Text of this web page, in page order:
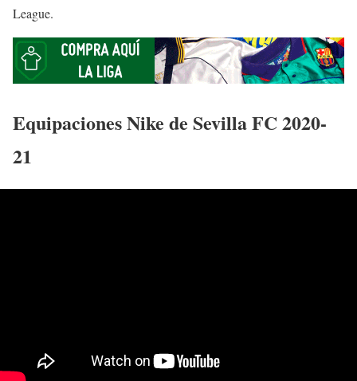
League.
Equipaciones Nike de Sevilla FC 2020-
21